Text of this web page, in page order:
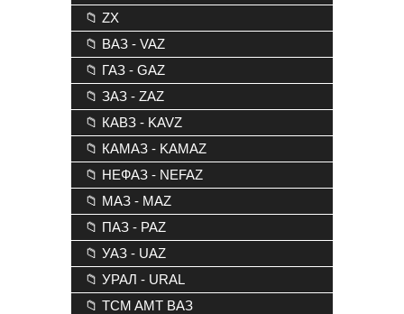
📁 ZX
📁 ВАЗ - VAZ
📁 ГАЗ - GAZ
📁 ЗАЗ - ZAZ
📁 КАВЗ - KAVZ
📁 КАМАЗ - KAMAZ
📁 НЕФАЗ - NEFAZ
📁 МАЗ - MAZ
📁 ПАЗ - PAZ
📁 УАЗ - UAZ
📁 УРАЛ - URAL
📁 TCM AMT ВАЗ